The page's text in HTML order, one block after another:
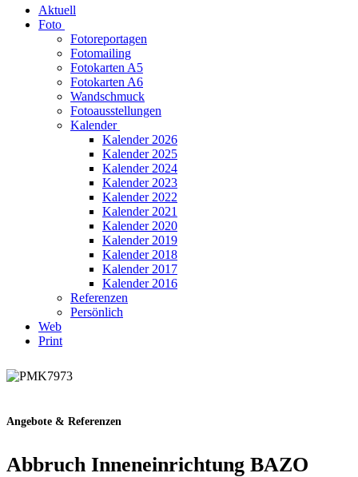
Aktuell
Foto
Fotoreportagen
Fotomailing
Fotokarten A5
Fotokarten A6
Wandschmuck
Fotoausstellungen
Kalender
Kalender 2026
Kalender 2025
Kalender 2024
Kalender 2023
Kalender 2022
Kalender 2021
Kalender 2020
Kalender 2019
Kalender 2018
Kalender 2017
Kalender 2016
Referenzen
Persönlich
Web
Print
Angebote & Referenzen
Abbruch Inneneinrichtung BAZO